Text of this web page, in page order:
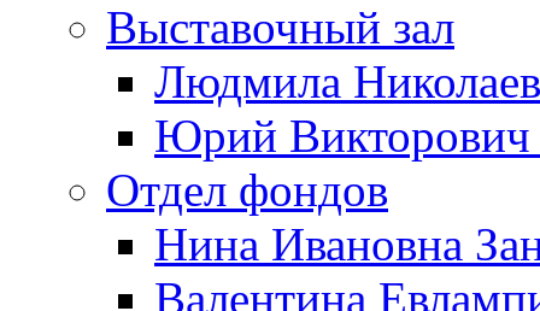
Выставочный зал
Людмила
Юрий Викторович
Отдел фондов
Нина Ивановна
Валентина